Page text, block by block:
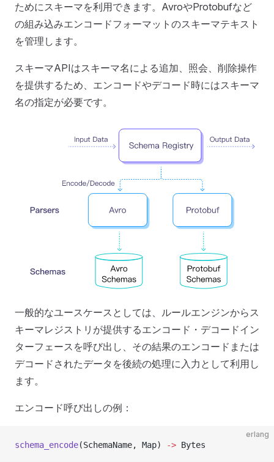
ためにスキーマを利用できます。AvroやProtobufなど
の組み込みエンコードフォーマットのスキーマテキスト
を管理します。
スキーマAPIはスキーマ名による追加、照会、削除操作
を提供するため、エンコードやデコード時にはスキーマ
名の指定が必要です。
一般的なユースケースとしては、ルールエンジンからス
キーマレジストリが提供するエンコード・デコードイン
ターフェースを呼び出し、その結果のエンコードまたは
デコードされたデータを後続の処理に入力として利用し
ます。
エンコード呼び出しの例：
erlang
schema_encode(SchemaName, Map) -> Bytes